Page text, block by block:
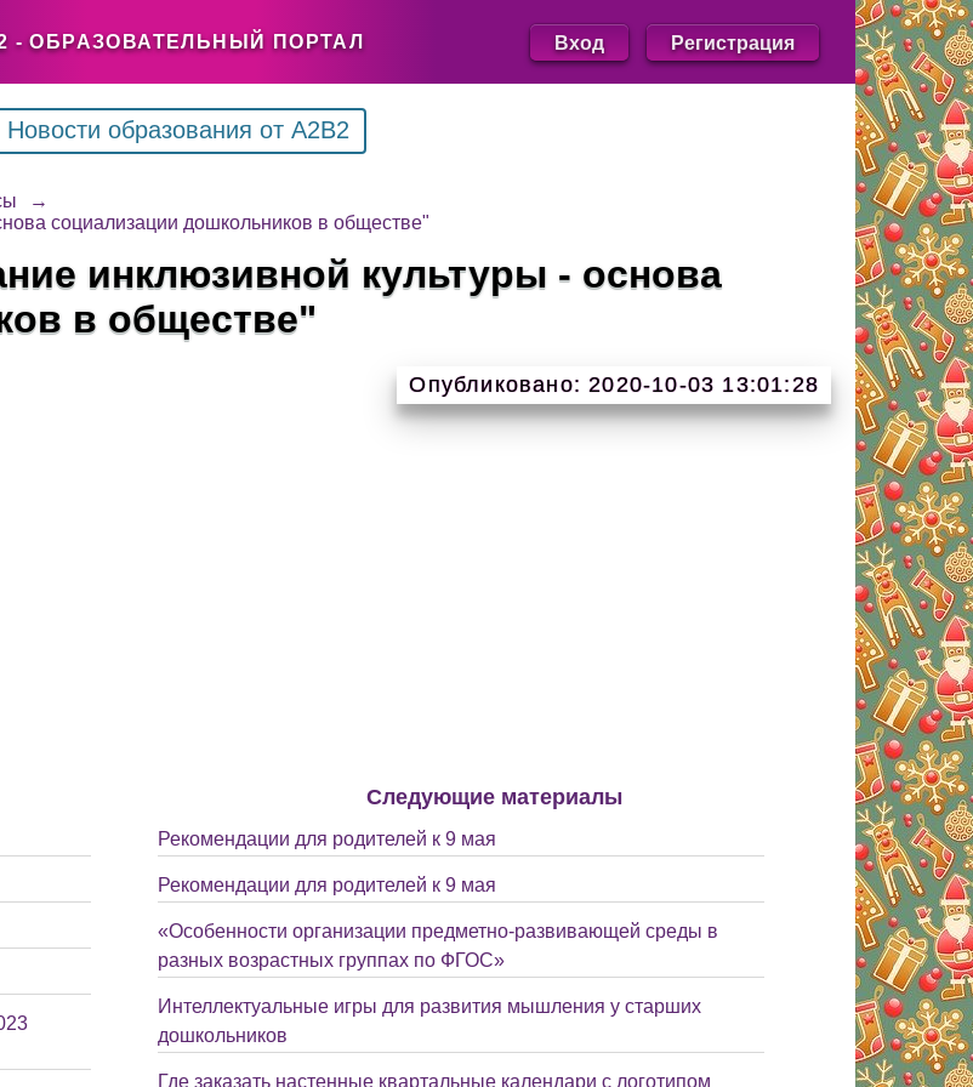
- ОБРАЗОВАТЕЛЬНЫЙ ПОРТАЛ Вход Регистрация
Новости образования от A2B2
→
социализации дошкольников в обществе"
инклюзивной культуры - основа
в обществе"
Опубликовано: 2020-10-03 13:01:28
Следующие материалы
Рекомендации для родителей к 9 мая
Рекомендации для родителей к 9 мая
«Особенности организации предметно-развивающей среды в
разных возрастных группах по ФГОС»
Интеллектуальные игры для развития мышления у старших
дошкольников
Где заказать настенные квартальные календари с логотипом